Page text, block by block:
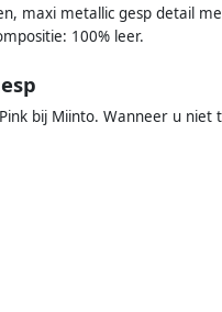
maxi metallic gesp detail
100% leer.
bij Miinto. Wanneer u